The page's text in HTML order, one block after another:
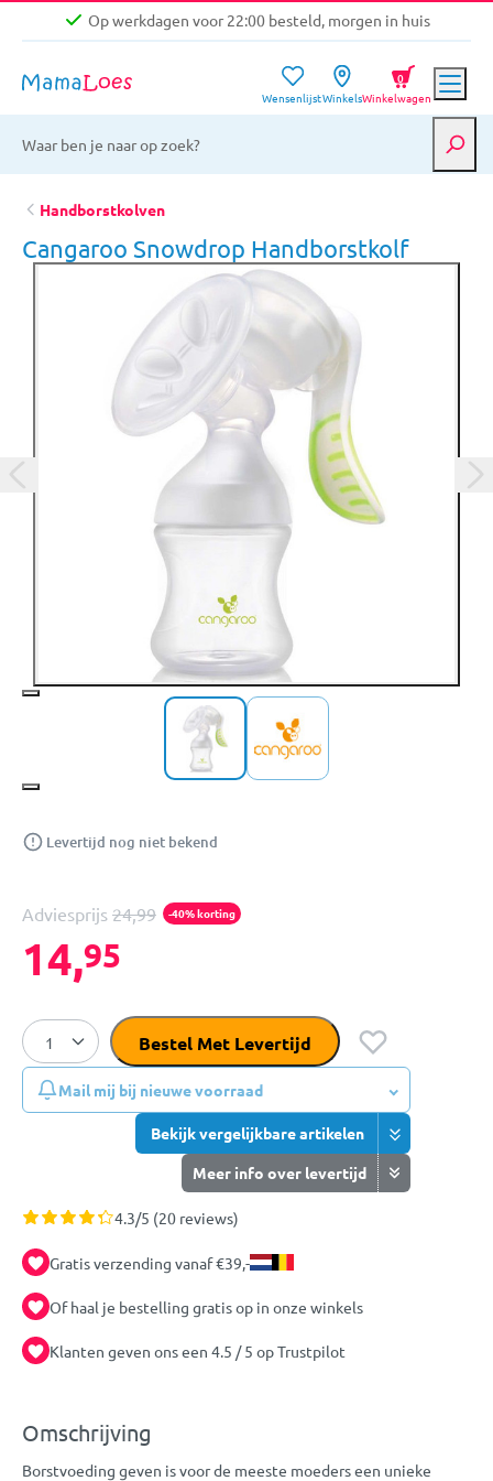
Op werkdagen voor 22:00 besteld, morgen in huis
Gratis verzending vanaf €39,-
Op werkdagen voor 22:00 besteld, morgen in huis
WensenlijstWinkelsWinkelwagen
0
Handborstkolven
Cangaroo Snowdrop Handborstkolf
Levertijd nog niet bekend
Adviesprijs 24,99 -40% korting
14,95
Bestel Met Levertijd
Mail mij bij nieuwe voorraad
Bekijk vergelijkbare artikelen
Meer info over levertijd
4.3/5 (20 reviews)
Gratis verzending vanaf €39,-
Of haal je bestelling gratis op in onze winkels
Klanten geven ons een 4.5 / 5 op Trustpilot
Omschrijving
Borstvoeding geven is voor de meeste moeders een unieke